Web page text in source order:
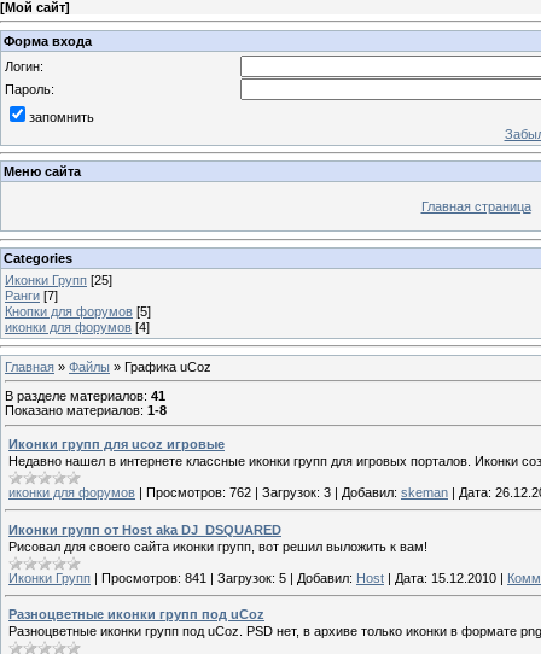
[Мой сайт]
Форма входа
Логин:
Пароль:
запомнить
Меню сайта
Главная страница
Categories
Иконки Групп [25]
Ранги [7]
Кнопки для форумов [5]
иконки для форумов [4]
Главная » Файлы » Графика uCoz
В разделе материалов: 41
Показано материалов: 1-8
Иконки групп для ucoz игровые
Недавно нашел в интернете классные иконки групп для игровых порталов. Иконки
иконки для форумов | Просмотров: 762 | Загрузок: 3 | Добавил: skeman | Дата:
Иконки групп от Host aka DJ_DSQUARED
Рисовал для своего сайта иконки групп, вот решил выложить к вам!
Иконки Групп | Просмотров: 841 | Загрузок: 5 | Добавил: Host | Дата: 15.12.2010 |
Разноцветные иконки групп под uCoz
Разноцветные иконки групп под uCoz. PSD нет, в архиве только иконки в формате